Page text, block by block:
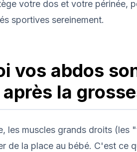
votre dos et votre périnée,
sportives sereinement.
vos abdos
la
les muscles grands droits
de la place au bébé. C'est ce